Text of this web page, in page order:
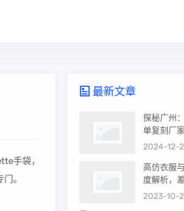
手袋，
。
最新文章
探秘广州
单复刻厂
2024-12-
高仿衣服
度解析，
值
2023-10-